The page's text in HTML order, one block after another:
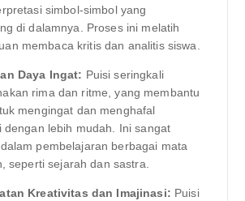
simbol-simbol yang
di dalamnya. Proses ini melatih
membaca kritis dan analitis siswa.
Daya Ingat: Puisi seringkali
rima dan ritme, yang membantu
mengingat dan menghafal
dengan lebih mudah. Ini sangat
pembelajaran berbagai mata
seperti sejarah dan sastra.
Kreativitas dan Imajinasi: Puisi